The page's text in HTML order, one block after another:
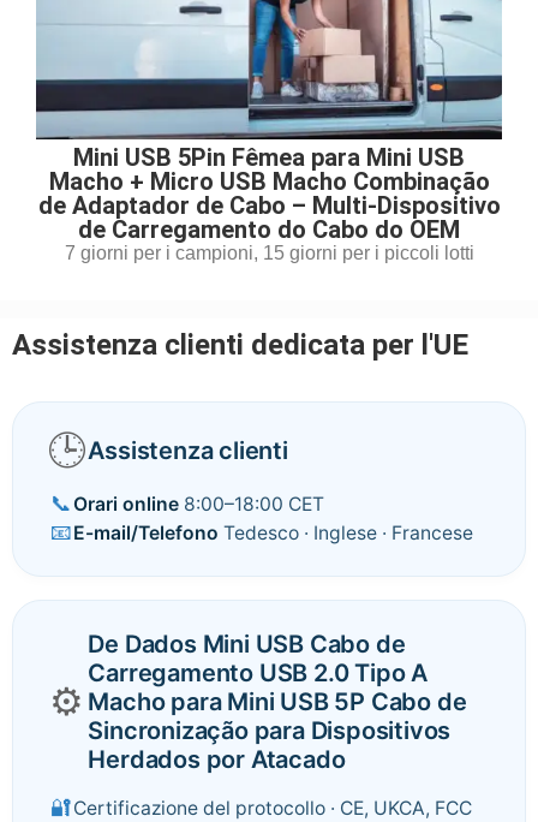
Mini USB 5Pin Fêmea para Mini USB
Macho + Micro USB Macho Combinação
de Adaptador de Cabo – Multi-Dispositivo
de Carregamento do Cabo do OEM
7 giorni per i campioni, 15 giorni per i piccoli lotti
Assistenza clienti dedicata per l'UE
🕒Assistenza clienti
📞Orari online8:00–18:00 CET
📧E-mail/Telefono Tedesco · Inglese · Francese
⚙️
De Dados Mini USB Cabo de
Carregamento USB 2.0 Tipo A
Macho para Mini USB 5P Cabo de
Sincronização para Dispositivos
Herdados por Atacado
🔐Certificazione del protocollo · CE, UKCA, FCC